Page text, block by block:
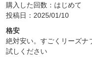
購入した回数：はじめて
投稿日：2025/01/10
格安
絶対安い。すごくリーズナ
試しください